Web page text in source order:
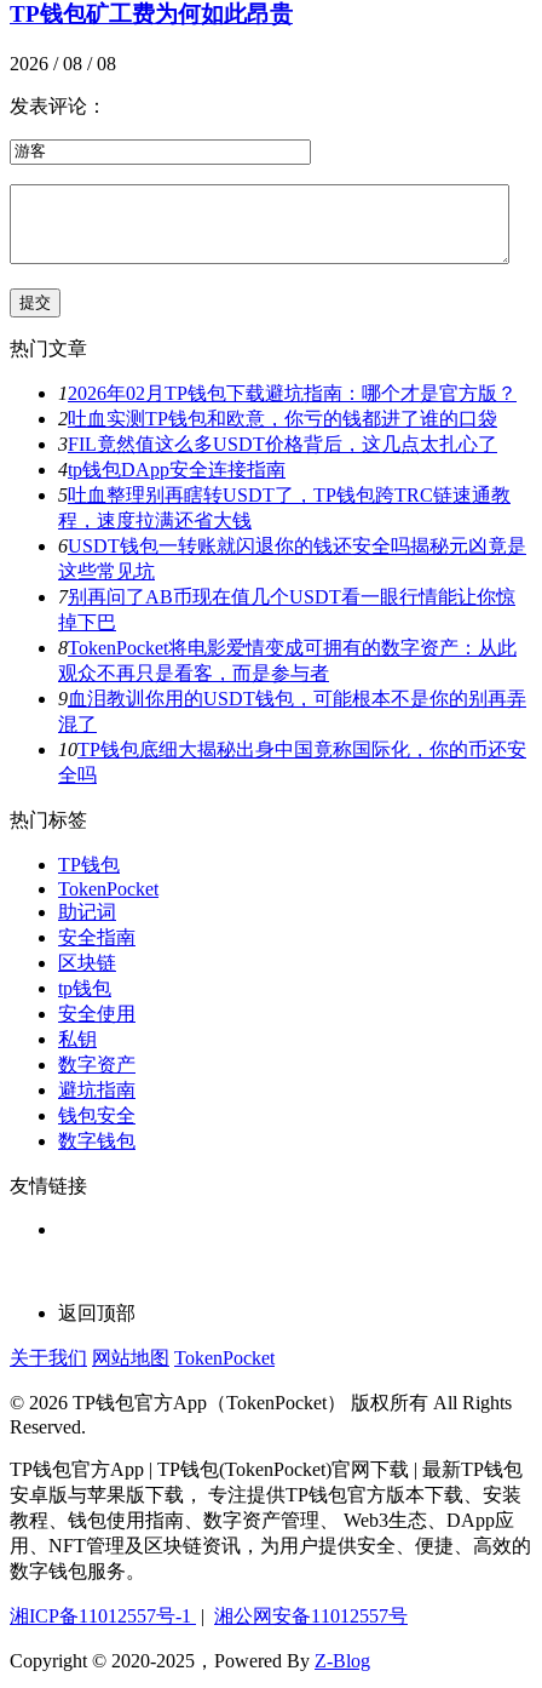
TP钱包矿工费为何如此昂贵
2026 / 08 / 08
发表评论：
热门文章
12026年02月TP钱包下载避坑指南：哪个才是官方版？
2吐血实测TP钱包和欧意，你亏的钱都进了谁的口袋
3FIL竟然值这么多USDT价格背后，这几点太扎心了
4tp钱包DApp安全连接指南
5吐血整理别再瞎转USDT了，TP钱包跨TRC链速通教
程，速度拉满还省大钱
6USDT钱包一转账就闪退你的钱还安全吗揭秘元凶竟是
这些常见坑
7别再问了AB币现在值几个USDT看一眼行情能让你惊
掉下巴
8TokenPocket将电影爱情变成可拥有的数字资产：从此
观众不再只是看客，而是参与者
9血泪教训你用的USDT钱包，可能根本不是你的别再弄
混了
10TP钱包底细大揭秘出身中国竟称国际化，你的币还安
全吗
热门标签
TP钱包
TokenPocket
助记词
安全指南
区块链
tp钱包
安全使用
私钥
数字资产
避坑指南
钱包安全
数字钱包
友情链接
返回顶部
关于我们 网站地图 TokenPocket
© 2026 TP钱包官方App（TokenPocket） 版权所有 All Rights
Reserved.
TP钱包官方App | TP钱包(TokenPocket)官网下载 | 最新TP钱包
安卓版与苹果版下载， 专注提供TP钱包官方版本下载、安装
教程、钱包使用指南、数字资产管理、 Web3生态、DApp应
用、NFT管理及区块链资讯，为用户提供安全、便捷、高效的
数字钱包服务。
湘ICP备11012557号-1 | 湘公网安备11012557号
Copyright © 2020-2025，Powered By Z-Blog